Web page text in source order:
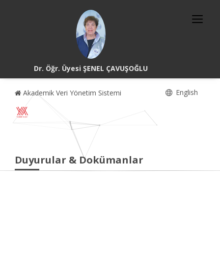
Dr. Öğr. Üyesi ŞENEL ÇAVUŞOĞLU
Akademik Veri Yönetim Sistemi English
Duyurular & Dokümanlar